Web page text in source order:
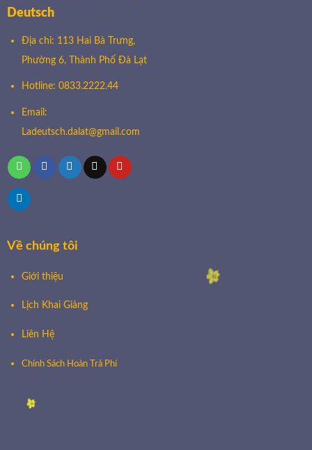
Deutsch
Địa chỉ: 113 Hai Bà Trưng,
Phường 6, Thành Phố Đà Lạt
Hotline: 0833.2222.44
Email:
Ladeutsch.dalat@gmail.com
Về chúng tôi
Giới thiệu
Lịch Khai Giảng
Liên Hệ
Chính Sách Hoàn Trả Phí